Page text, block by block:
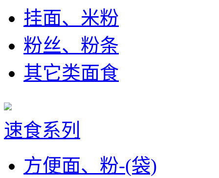
挂面、米粉
粉丝、粉条
其它类面食
速食系列
方便面、粉-(袋)